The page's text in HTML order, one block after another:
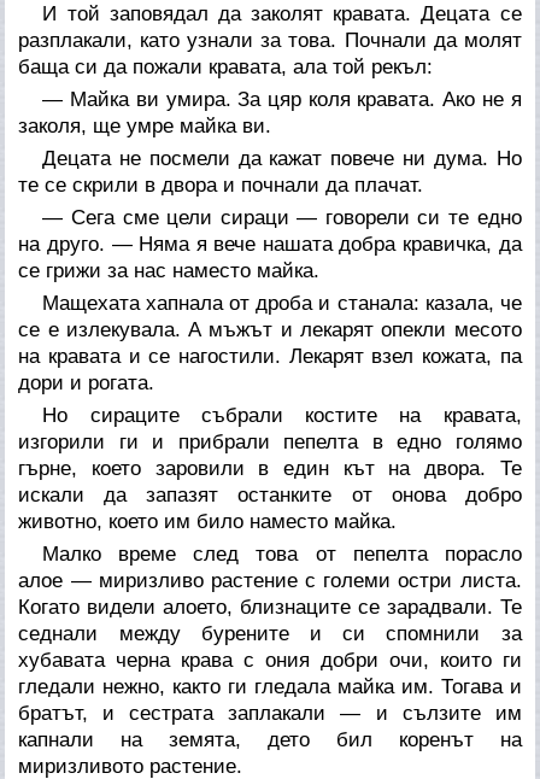
И той заповядал да заколят кравата. Децата се
разплакали, като узнали за това. Почнали да молят
баща си да пожали кравата, ала той рекъл:
— Майка ви умира. За цяр коля кравата. Ако не я
заколя, ще умре майка ви.
Децата не посмели да кажат повече ни дума. Но
те се скрили в двора и почнали да плачат.
— Сега сме цели сираци — говорели си те едно
на друго. — Няма я вече нашата добра кравичка, да
се грижи за нас наместо майка.
Мащехата хапнала от дроба и станала: казала, че
се е излекувала. А мъжът и лекарят опекли месото
на кравата и се нагостили. Лекарят взел кожата, па
дори и рогата.
Но сираците събрали костите на кравата,
изгорили ги и прибрали пепелта в едно голямо
гърне, което заровили в един кът на двора. Те
искали да запазят останките от онова добро
животно, което им било наместо майка.
Малко време след това от пепелта порасло
алое — миризливо растение с големи остри листа.
Когато видели алоето, близнаците се зарадвали. Те
седнали между бурените и си спомнили за
хубавата черна крава с ония добри очи, които ги
гледали нежно, както ги гледала майка им. Тогава и
братът, и сестрата заплакали — и сълзите им
капнали на земята, дето бил коренът на
миризливото растение.